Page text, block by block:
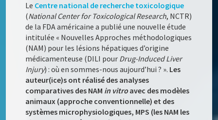
Le Centre national de recherche toxicologique
(National Center for Toxicological Research, NCTR)
de la FDA américaine a publié une nouvelle étude
intitulée « Nouvelles Approches méthodologiques
(NAM) pour les lésions hépatiques d’origine
médicamenteuse (DILI pour Drug-InducedLiver
Injury) : où en sommes-nous aujourd’hui ? ». Les
auteur(ice)s ont réalisé des analyses
comparatives des NAM in vitroavec des modèles
animaux (approche conventionnelle) et des
systèmes microphysiologiques, MPS (les NAM les